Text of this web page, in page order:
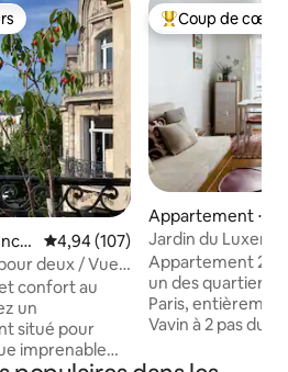
Évaluation moyenne sur la
4,94 (107)
/ Vue
confort au
situé pour
imprenable
Coups de cœur
Coup de cœur
Appartement ⋅
Jardin du
tout confort
Appartement 2
un des quartiers
Paris,
Vavin à 2 pas du
et de Saint Germain